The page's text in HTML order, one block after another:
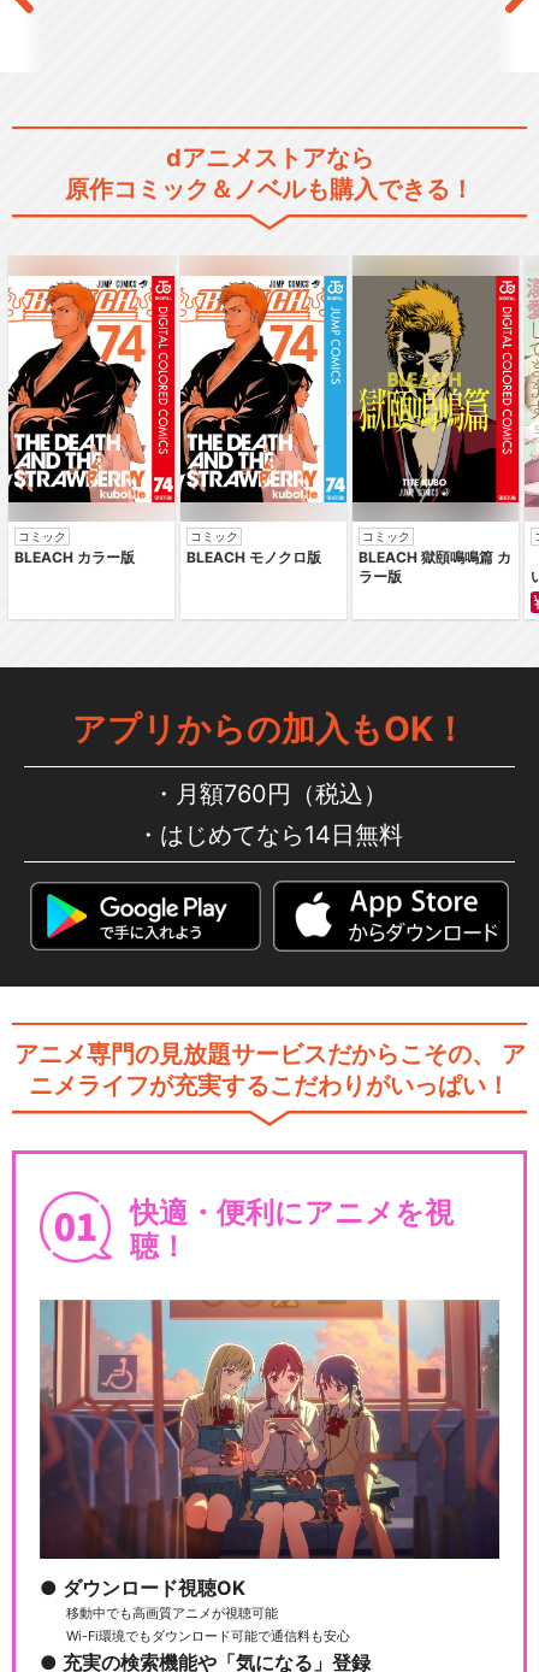
dアニメストアなら
原作コミック＆ノベルも購入できる！
コミック
BLEACH カラー版
コミック
BLEACH モノクロ版
コミック
BLEACH 獄頤鳴鳴篇 カ
ラー版
アプリからの加入もOK！
月額760円（税込）
はじめてなら14日無料
アニメ専門の見放題サービスだからこその、
ア
ニメライフが充実するこだわりがいっぱい！
快適・便利にアニメを視
聴！
ダウンロード視聴OK
移動中でも高画質アニメが視聴可能
Wi-Fi環境でもダウンロード可能で通信料も安心
充実の検索機能や「気になる」登録